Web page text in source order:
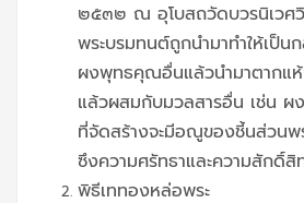
๒๕๓๒ ณ อุโบสถวัดบวรนิเวศวิ
พระบรมทนต์ถูกนำมาทำให้เป็น
ผงพุทธคุณอื่นแล้วนำมาตากแ
แล้วผสมกับมวลสารอื่น เช่น ผ
ที่จัดสร้างจะมีอณูของชี้นส่วนพ
ซึงความศรัทธาและความสักดิ์สิ
พิธีเททองหล่อพระ